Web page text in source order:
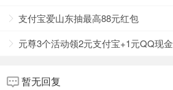
支付宝爱山东抽最高88元红包
元尊3个活动领2元支付宝+1元QQ现金
暂无回复